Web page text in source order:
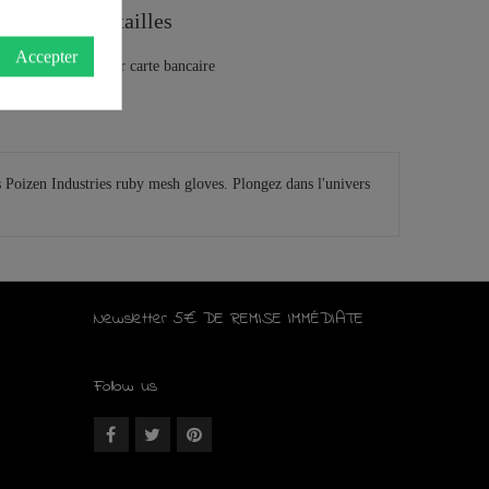
Guide des tailles
Industries ruby mesh gloves. Plongez dans l'univers
Newsletter 5€ DE REMISE IMMÉDIATE
Follow us
Accepter